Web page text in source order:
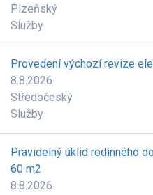
Plzeňský
Služby
Provedení výchozí revize
8.8.2026
Středočeský
Služby
Pravidelný úklid rodinného
60 m2
8.8.2026